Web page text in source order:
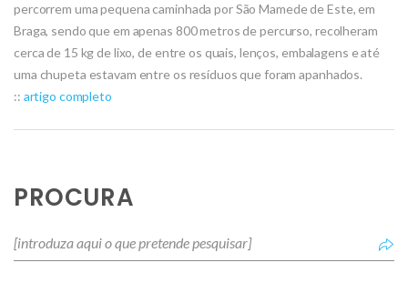
percorrem uma pequena caminhada por São Mamede de Este, em
Braga, sendo que em apenas 800 metros de percurso, recolheram
cerca de 15 kg de lixo, de entre os quais, lenços, embalagens e até
uma chupeta estavam entre os resíduos que foram apanhados.
:: artigo completo
PROCURA